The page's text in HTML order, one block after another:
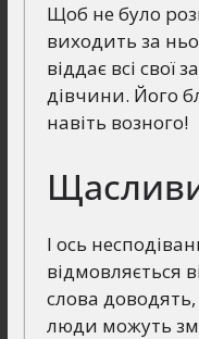
Щоб не було
виходить за
віддає всі свої
дівчини. Його
навіть возного!
І ось
відмовляється
слова
люди можуть